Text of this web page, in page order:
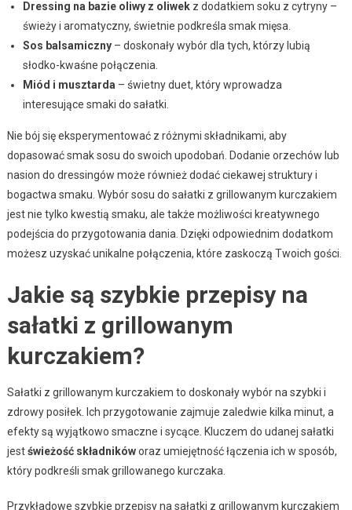
Dressing na bazie oliwy z oliwekz dodatkiem soku z cytryny –
świeży i aromatyczny, świetnie podkreśla smak mięsa.
Sos balsamiczny– doskonały wybór dla tych, którzy lubią
słodko-kwaśne połączenia.
Miód i musztarda – świetny duet, który wprowadza
interesujące smaki do sałatki.
Nie bój się eksperymentować z różnymi składnikami, aby
dopasować smak sosu do swoich upodobań. Dodanie orzechów lub
nasion do dressingów może również dodać ciekawej struktury i
bogactwa smaku. Wybór sosu do sałatki z grillowanym kurczakiem
jest nie tylko kwestią smaku, ale także możliwości kreatywnego
podejścia do przygotowania dania. Dzięki odpowiednim dodatkom
możesz uzyskać unikalne połączenia, które zaskoczą Twoich gości.
Jakie są szybkie przepisy na
sałatki z grillowanym
kurczakiem?
Sałatki z grillowanym kurczakiem to doskonały wybór na szybki i
zdrowy posiłek. Ich przygotowanie zajmuje zaledwie kilka minut, a
efekty są wyjątkowo smaczne i sycące. Kluczem do udanej sałatki
jestświeżość składnikóworaz umiejętność łączenia ich w sposób,
który podkreśli smak grillowanego kurczaka.
Przykładowe szybkie przepisy na sałatki z grillowanym kurczakiem